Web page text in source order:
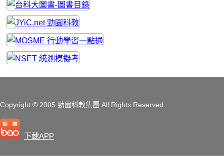
Copyright © 2005 勁園科教集團 All Rights Reserved.
下載APP